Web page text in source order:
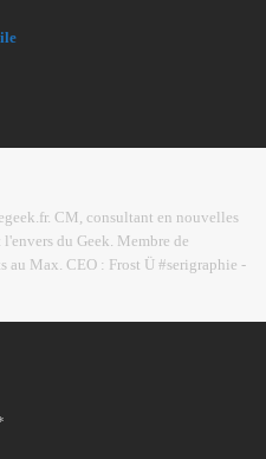
CM, consultant en nouvelles
du Geek. Membre de
au Max. CEO : Frost Ü #serigraphie -